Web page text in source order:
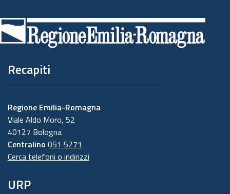
di
pagina
Recapiti
Regione Emilia-Romagna
Viale Aldo Moro, 52
40127 Bologna
Centralino 051 5271
Cerca telefoni o indirizzi
URP